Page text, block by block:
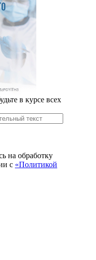
в курсе всех
на обработку
с «Политикой